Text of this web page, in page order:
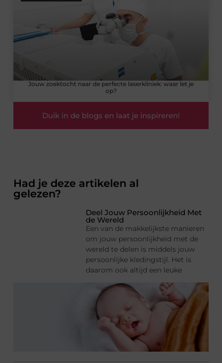
Jouw zoektocht naar de perfecte laserkliniek: waar let je
op?
Duik in de blogs en laat je inspireren!
Had je deze artikelen al
gelezen?
Deel Jouw Persoonlijkheid Met
de Wereld
Een van de makkelijkste manieren
om jouw persoonlijkheid met de
wereld te delen is middels jouw
persoonlijke kledingstijl. Het is
daarom ook altijd een leuke